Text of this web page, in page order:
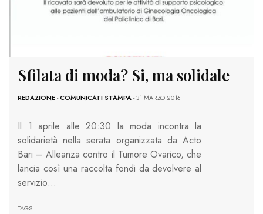
Sfilata di moda? Si, ma solidale
REDAZIONE-COMUNICATI STAMPA- 31 MARZO 2016
Il 1 aprile alle 20:30 la moda incontra la
solidarietà nella serata organizzata da Acto
Bari – Alleanza contro il Tumore Ovarico, che
lancia così una raccolta fondi da devolvere al
servizio…
TAGS: